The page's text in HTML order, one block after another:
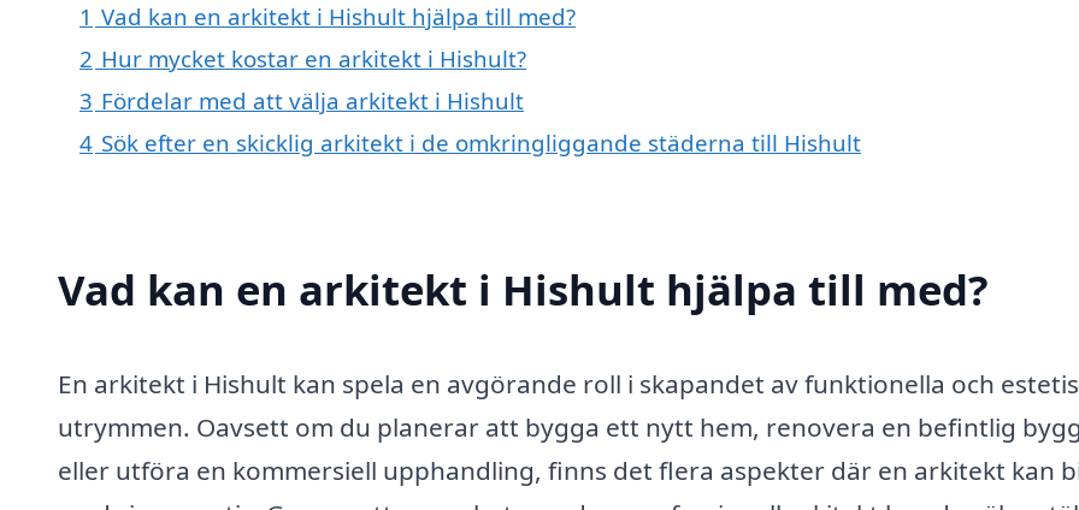
1 Vad kan en arkitekt i Hishult hjälpa till med?
2 Hur mycket kostar en arkitekt i Hishult?
3 Fördelar med att välja arkitekt i Hishult
4 Sök efter en skicklig arkitekt i de omkringliggande städerna till Hishult
Vad kan en arkitekt i Hishult hjälpa till med?
En arkitekt i Hishult kan spela en avgörande roll i skapandet av funktionella och
utrymmen. Oavsett om du planerar att bygga ett nytt hem, renovera en befintlig
eller utföra en kommersiell upphandling, finns det flera aspekter där en arkitekt kan